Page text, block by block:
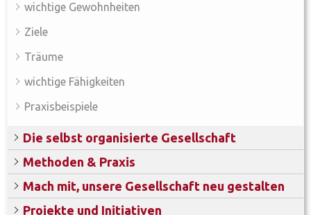
wichtige Gewohnheiten
Ziele
Träume
wichtige Fähigkeiten
Praxisbeispiele
Die selbst organisierte Gesellschaft
Methoden & Praxis
Mach mit, unsere Gesellschaft neu gestalten
Projekte und Initiativen